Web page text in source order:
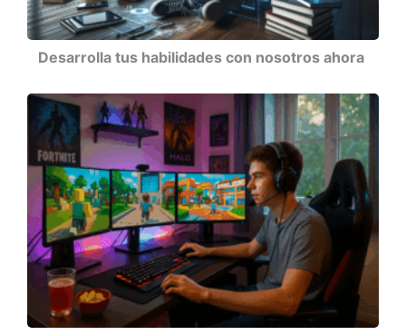
Desarrolla tus habilidades con nosotros ahora